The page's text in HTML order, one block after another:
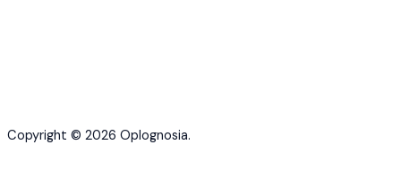
Copyright © 2026 Oplognosia.